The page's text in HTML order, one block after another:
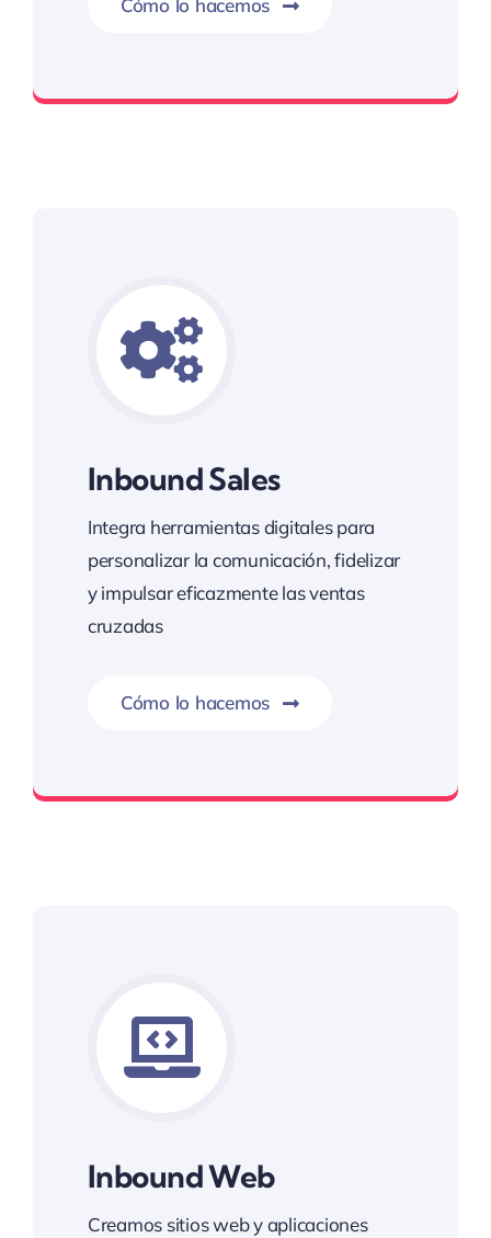
Cómo lo hacemos
Inbound Sales
Integra herramientas digitales para
personalizar la comunicación, fidelizar
y impulsar eficazmente las ventas
cruzadas
Cómo lo hacemos
Inbound Web
Creamos sitios web y aplicaciones